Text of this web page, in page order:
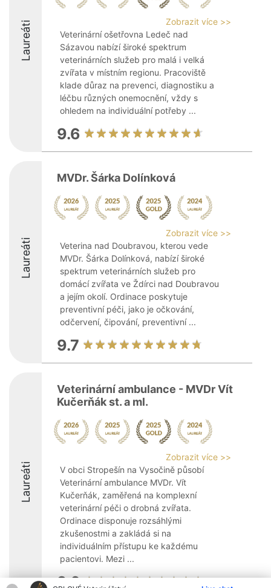
Laureáti
Zobrazit více >>
Veterinární ošetřovna Ledeč nad
Sázavou nabízí široké spektrum
veterinárních služeb pro malá i velká
zvířata v místním regionu. Pracoviště
klade důraz na prevenci, diagnostiku a
léčbu různých onemocnění, vždy s
ohledem na individuální potřeby ...
9.6
Laureáti
MVDr. Šárka Dolínková
Zobrazit více >>
Veterina nad Doubravou, kterou vede
MVDr. Šárka Dolínková, nabízí široké
spektrum veterinárních služeb pro
domácí zvířata ve Ždírci nad Doubravou
a jejím okolí. Ordinace poskytuje
preventivní péči, jako je očkování,
odčervení, čipování, preventivní ...
9.7
Laureáti
Veterinární ambulance - MVDr Vít
Kučerňák st. a ml.
Zobrazit více >>
V obci Stropešín na Vysočině působí
Veterinární ambulance MVDr. Vít
Kučerňák, zaměřená na komplexní
veterinární péči o drobná zvířata.
Ordinace disponuje rozsáhlými
zkušenostmi a zakládá si na
individuálním přístupu ke každému
pacientovi. Mezi ...
9.6